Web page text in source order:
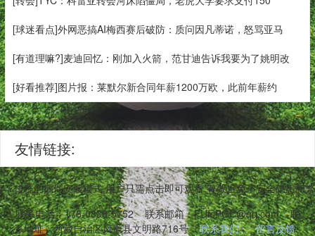
[球迷看点]外网恶搞AI梅西赛后破防：质问因凡蒂诺，怒骂亚马
[有道理嘛?]麦迪回忆：刚加入火箭，范甘迪告诉我要为了姚明改
[好看推荐]图片报：莱默尔新合同年薪1200万欧，此前年薪约
友情链接:
统的插件安装模式,用户只需点击即可观看,有效避免了安全隐
联系电话：176-0838-5752
联系邮箱：FUfcPGC@qq.com
联
系地址：西藏自治区凤凰县文明路716号
联系我们
留言反馈